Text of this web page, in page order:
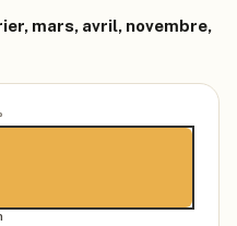
mars, avril, novembre,